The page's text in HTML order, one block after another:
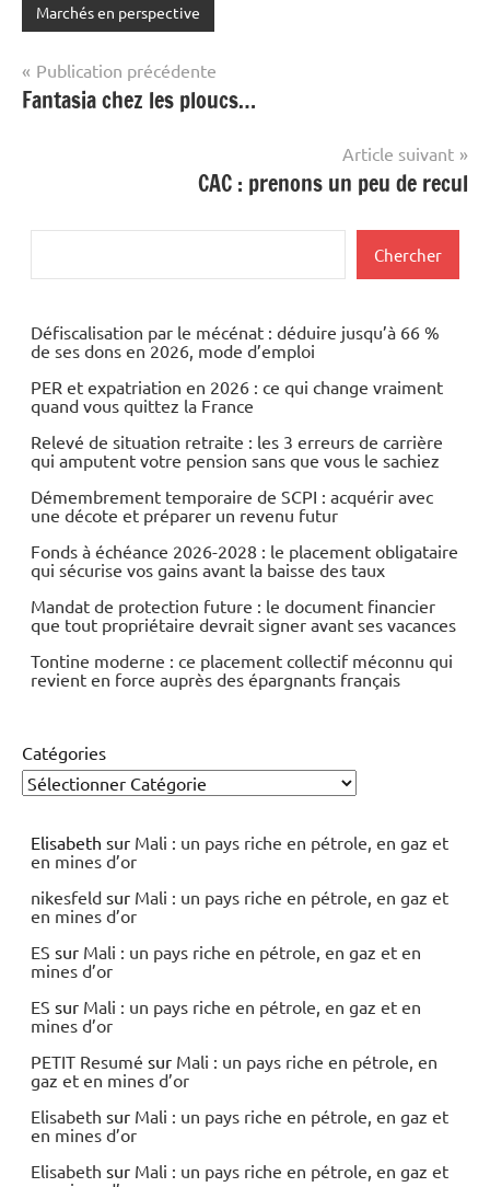
Marchés en perspective
Navigation
de
Publication précédente
Fantasia chez les ploucs…
Article suivant
CAC : prenons un peu de recul
Chercher
Défiscalisation par le mécénat : déduire jusqu’à 66 %
de ses dons en 2026, mode d’emploi
PER et expatriation en 2026 : ce qui change vraiment
quand vous quittez la France
Relevé de situation retraite : les 3 erreurs de carrière
qui amputent votre pension sans que vous le sachiez
Démembrement temporaire de SCPI : acquérir avec
une décote et préparer un revenu futur
Fonds à échéance 2026-2028 : le placement obligataire
qui sécurise vos gains avant la baisse des taux
Mandat de protection future : le document financier
que tout propriétaire devrait signer avant ses vacances
Tontine moderne : ce placement collectif méconnu qui
revient en force auprès des épargnants français
Catégories
Elisabeth sur Mali : un pays riche en pétrole, en gaz et
en mines d’or
nikesfeld sur Mali : un pays riche en pétrole, en gaz et
en mines d’or
ES sur Mali : un pays riche en pétrole, en gaz et en
mines d’or
ES sur Mali : un pays riche en pétrole, en gaz et en
mines d’or
PETIT Resumé sur Mali : un pays riche en pétrole, en
gaz et en mines d’or
Elisabeth sur Mali : un pays riche en pétrole, en gaz et
en mines d’or
Elisabeth sur Mali : un pays riche en pétrole, en gaz et